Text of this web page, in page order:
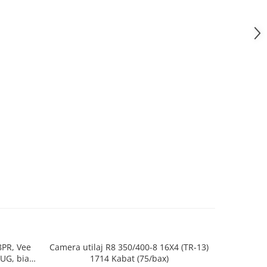
Vee
bias,
Camera utilaj R8 350/400-8 16X4 (TR-13)
1714 Kabat (75/bax)